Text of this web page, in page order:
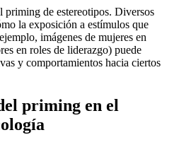
priming de estereotipos. Diversos
la exposición a estímulos que
imágenes de mujeres en
en roles de liderazgo) puede
y comportamientos hacia ciertos
priming en el